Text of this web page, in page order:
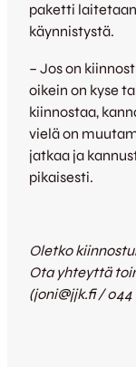
paketti
käynnistystä.
– Jos on
oikein on kyse
kiinnostaa,
vielä on
jatkaa ja
pikaisesti.
Oletko
Ota yhteyttä
(joni@jjk.fi / 044